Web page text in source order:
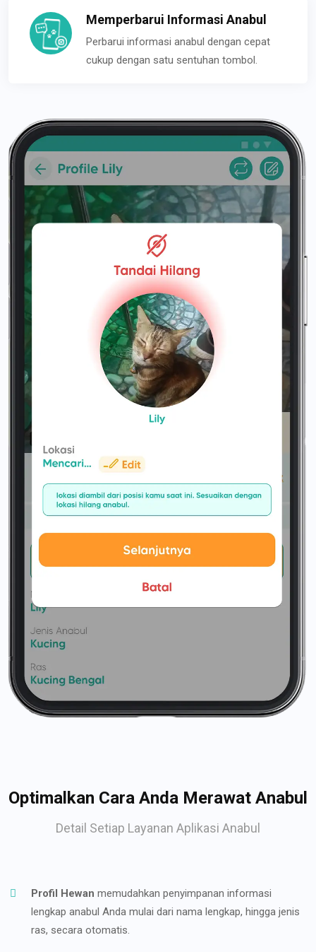
Memperbarui Informasi Anabul
Perbarui informasi anabul dengan cepat
cukup dengan satu sentuhan tombol.
Optimalkan Cara Anda Merawat Anabul
Detail Setiap Layanan Aplikasi Anabul
Profil Hewan memudahkan penyimpanan informasi
lengkap anabul Anda mulai dari nama lengkap, hingga jenis
ras, secara otomatis.